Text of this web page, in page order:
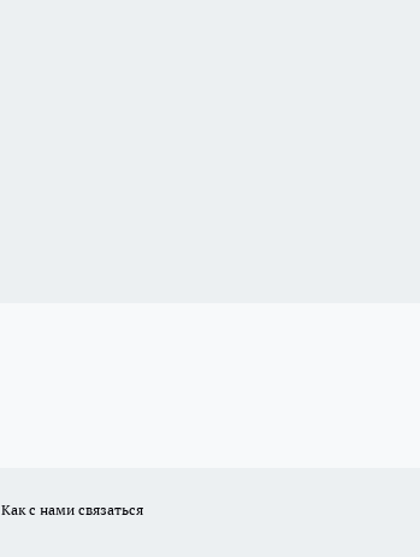
Как с нами связаться